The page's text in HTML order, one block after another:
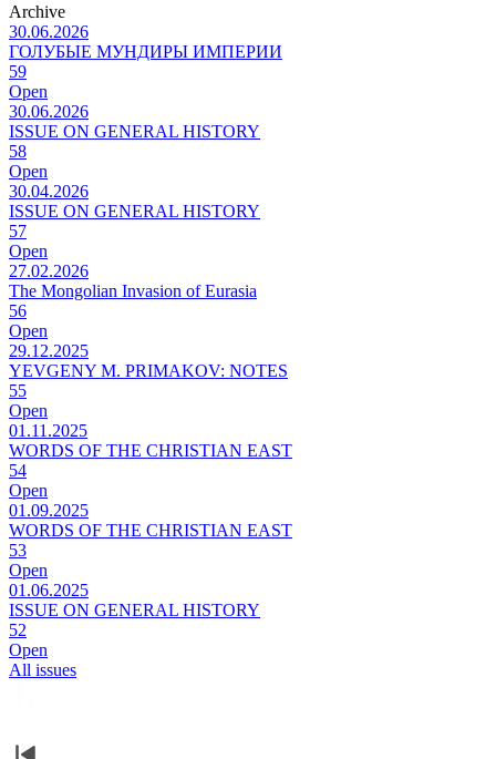
Archive
30.06.2026
ГОЛУБЫЕ МУНДИРЫ ИМПЕРИИ
59
Open
30.06.2026
ISSUE ON GENERAL HISTORY
58
Open
30.04.2026
ISSUE ON GENERAL HISTORY
57
Open
27.02.2026
The Mongolian Invasion of Eurasia
56
Open
29.12.2025
YEVGENY M. PRIMAKOV: NOTES
55
Open
01.11.2025
WORDS OF THE CHRISTIAN EAST
54
Open
01.09.2025
WORDS OF THE CHRISTIAN EAST
53
Open
01.06.2025
ISSUE ON GENERAL HISTORY
52
Open
All issues